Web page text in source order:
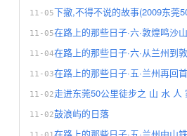
11-05下撤,不得不说的故事(2009东莞
11-05在路上的那些日子·六·敦煌鸣沙
11-04在路上的那些日子·六·从兰州到
11-03在路上的那些日子·五·兰州再回
11-02走进东莞50公里徒步之 山 水 人
11-02鼓浪屿的日落
在路上的那些日子·五·兰州中山